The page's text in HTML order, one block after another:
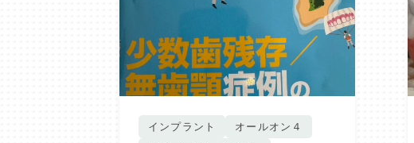
インプラント
オールオン４